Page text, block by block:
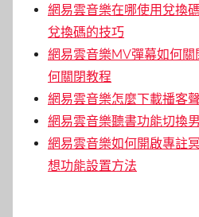
網易雲音樂在哪使用兌換
兌換碼的技巧
網易雲音樂MV彈幕如何
何關閉教程
網易雲音樂怎麼下載播客
網易雲音樂聽書功能切換
網易雲音樂如何開啟專註
想功能設置方法